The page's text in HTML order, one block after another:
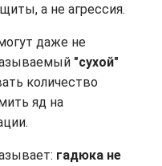
а не агрессия.
даже не
"сухой"
количество
яд на
гадюка не